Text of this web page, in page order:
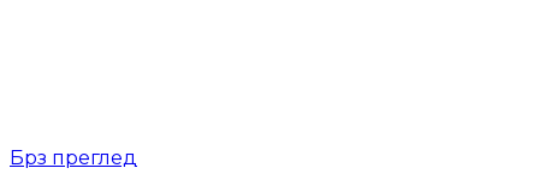
Брз преглед